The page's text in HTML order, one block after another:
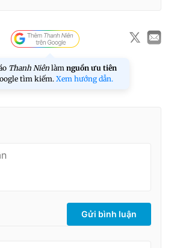
Thanh Niên làm nguồn ưu tiên
tìm kiếm.Xem hướng dẫn.
Gửi bình luận